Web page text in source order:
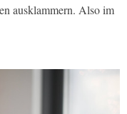
ausklammern. Also im